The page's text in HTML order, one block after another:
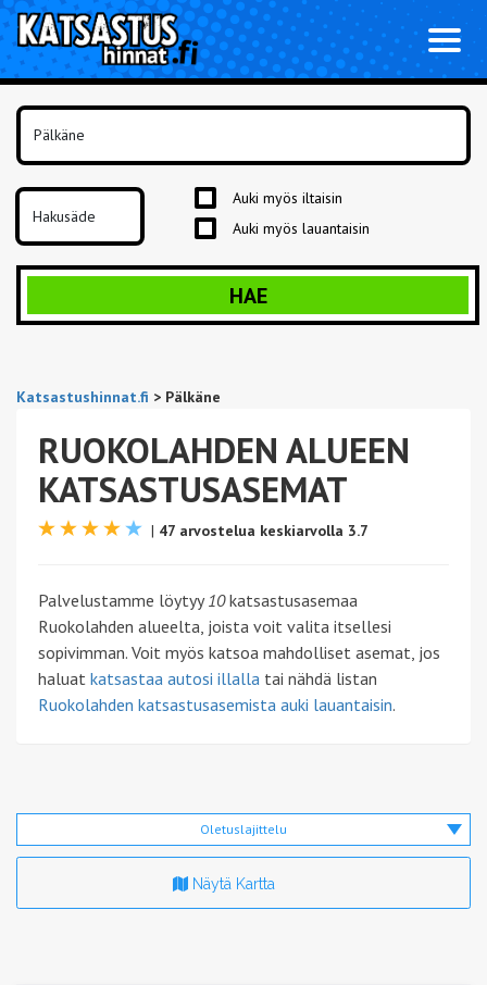
Auki myös iltaisin
Auki myös lauantaisin
HAE
Katsastushinnat.fi > Pälkäne
RUOKOLAHDEN ALUEEN
KATSASTUSASEMAT
| 47 arvostelua keskiarvolla 3.7
Palvelustamme löytyy10katsastusasemaa
Ruokolahden alueelta, joista voit valita itsellesi
sopivimman. Voit myös katsoa mahdolliset asemat, jos
haluat katsastaa autosi illalla tai nähdä listan
Ruokolahden katsastusasemista auki lauantaisin.
Oletuslajittelu
Näytä Kartta